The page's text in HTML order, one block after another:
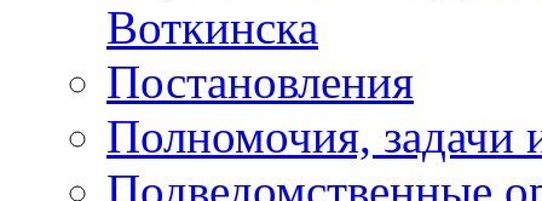
Воткинска
Постановления
Полномочия, задачи